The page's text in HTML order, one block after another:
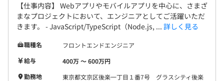
■全社43人名（2024年12月現在）
役員3名、バックオフィス（経理・総務）5名、研修ビジ
【仕事内容】 Webアプリやモバイルアプリを中心に、さまざ
まなプロジェクトにおいて、エンジニアとしてご活躍いただ
きます。 - JavaScript/TypeScript（Node.js, ... 詳しく見る
職種名
フロントエンドエンジニア
給与
400万 〜 600万円
勤務地
東京都文京区後楽一丁目１番7号 グラスシティ後楽